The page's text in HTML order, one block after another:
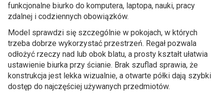
funkcjonalne biurko do komputera, laptopa, nauki, pracy
zdalnej i codziennych obowiązków.
Model sprawdzi się szczególnie w pokojach, w których
trzeba dobrze wykorzystać przestrzeń. Regał pozwala
odłożyć rzeczy nad lub obok blatu, a prosty kształt ułatwia
ustawienie biurka przy ścianie. Brak szuflad sprawia, że
konstrukcja jest lekka wizualnie, a otwarte półki dają szybki
dostęp do najczęściej używanych przedmiotów.